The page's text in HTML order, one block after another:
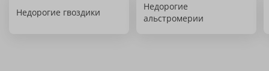
Недорогие гвоздики
Недорогие
альстромерии